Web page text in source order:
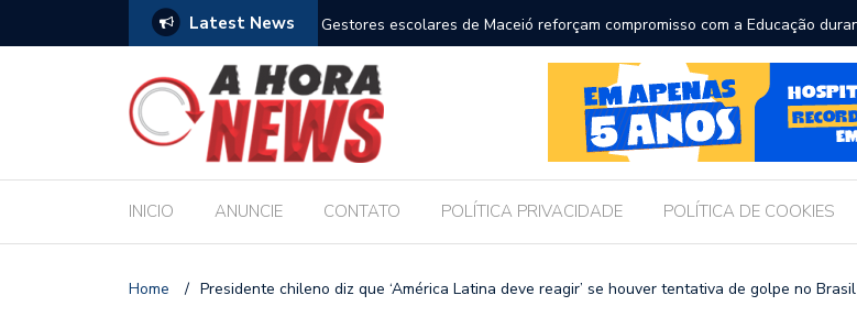
Latest News
com a Educação durante posse Bolsonaro pede ao STF para receber os filhos no Dia dos Pais
INICIO ANUNCIE CONTATO POLÍTICA PRIVACIDADE POLÍTICA DE COOKIES
Home / Presidente chileno diz que ‘América Latina deve reagir’ se houver tentativa de golpe no Brasil